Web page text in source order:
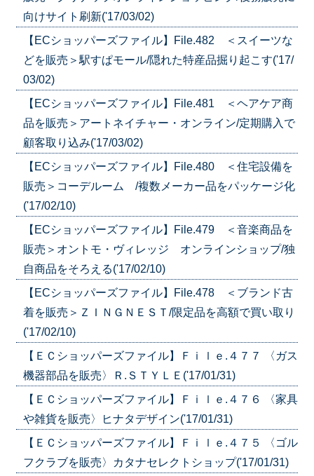
向けサイト刷新('17/03/02)
【ECショッパーズファイル】File.482 ＜スイーツな
どを販売＞駅すぱモール/隠れた特産品掘り起こす('17/
03/02)
【ECショッパーズファイル】File.481 ＜ヘアケア商
品を販売＞アートネイチャー・オンライン/定期購入で
顧客取り込み('17/03/02)
【ECショッパーズファイル】File.480 ＜住宅設備を
販売＞コーデルーム /複数メーカー品をパッケージ化
('17/02/10)
【ECショッパーズファイル】File.479 ＜音楽商品を
販売＞オントモ・ヴィレッジ オンラインショップ/独
自商品をそろえる('17/02/10)
【ECショッパーズファイル】File.478 ＜ブランド古
着を販売＞ＺＩＮＧＮＥＳＴ/限定品を高額で買い取り
('17/02/10)
【ＥＣショッパーズファイル】Ｆｉｌｅ.４７７ 〈ガス
機器部品を販売〉Ｒ.ＳＴＹＬＥ('17/01/31)
【ＥＣショッパーズファイル】Ｆｉｌｅ.４７６ 〈家具
や雑貨を販売〉ヒナタデザイン('17/01/31)
【ＥＣショッパーズファイル】Ｆｉｌｅ.４７５ 〈ゴル
フクラブを販売〉カタナセレクトショップ('17/01/31)